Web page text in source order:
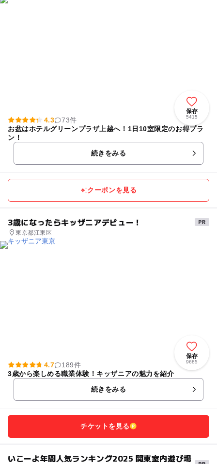
保存
5415
4.3
73件
お盆はホテルグリーンプラザ上越へ！1日10室限定のお得プラ
ン！
続きをみる
クーポンを見る
3歳になったらキッザニアデビュー！
東京都江東区
保存
9685
4.7
189件
3歳から楽しめる職業体験！キッザニアの魅力を紹介
続きをみる
チケットを見る
いこーよ年間人気ランキング2025 関東室内遊び場